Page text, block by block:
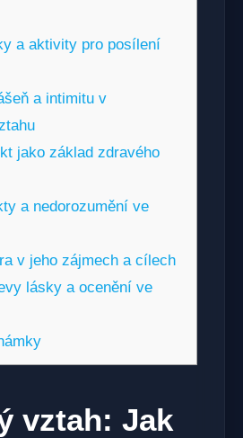
a aktivity pro posílení
a intimitu v
jako základ zdravého
a nedorozumění ve
v jeho zájmech a cílech
lásky a ocenění ve
vztah: Jak